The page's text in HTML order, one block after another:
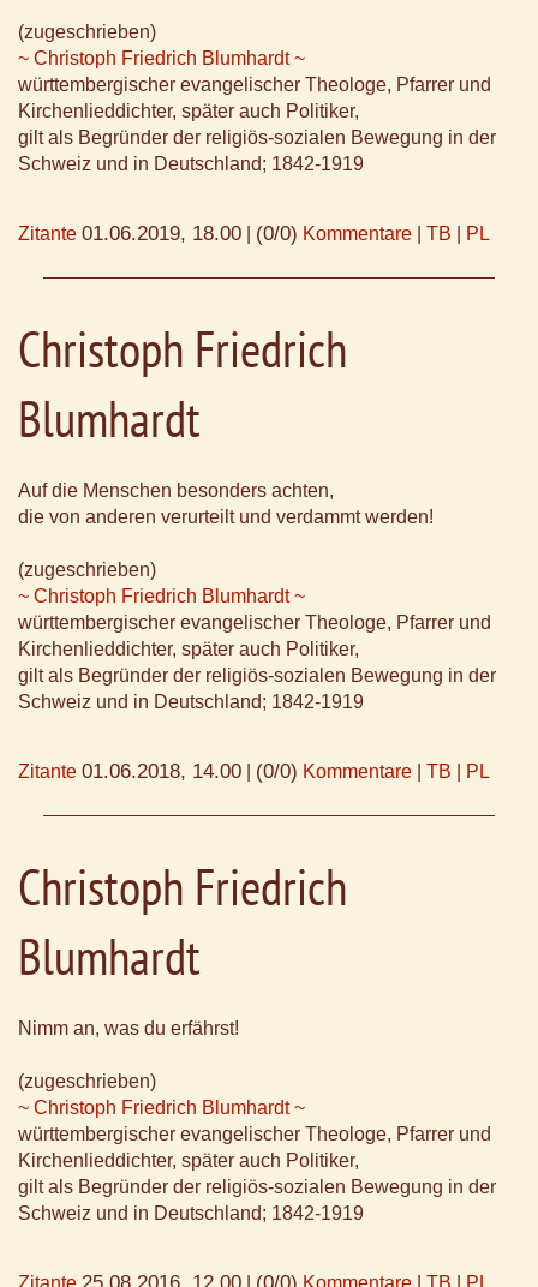
(zugeschrieben)
~ Christoph Friedrich Blumhardt ~
württembergischer evangelischer Theologe, Pfarrer und
Kirchenlieddichter, später auch Politiker,
gilt als Begründer der religiös-sozialen Bewegung in der
Schweiz und in Deutschland; 1842-1919
Zitante 01.06.2019, 18.00 (0/0) Kommentare TB PL
Christoph Friedrich
Blumhardt
Auf die Menschen besonders achten,
die von anderen verurteilt und verdammt werden!
(zugeschrieben)
~ Christoph Friedrich Blumhardt ~
württembergischer evangelischer Theologe, Pfarrer und
Kirchenlieddichter, später auch Politiker,
gilt als Begründer der religiös-sozialen Bewegung in der
Schweiz und in Deutschland; 1842-1919
Zitante 01.06.2018, 14.00 (0/0) Kommentare TB PL
Christoph Friedrich
Blumhardt
Nimm an, was du erfährst!
(zugeschrieben)
~ Christoph Friedrich Blumhardt ~
württembergischer evangelischer Theologe, Pfarrer und
Kirchenlieddichter, später auch Politiker,
gilt als Begründer der religiös-sozialen Bewegung in der
Schweiz und in Deutschland; 1842-1919